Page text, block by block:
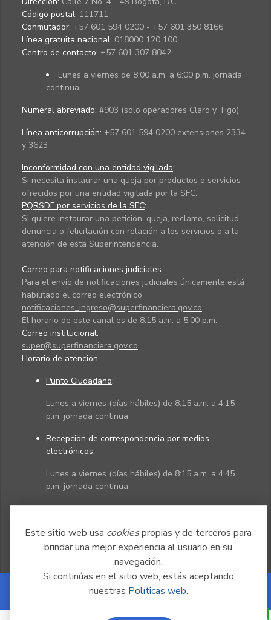
Este sitio web usa cookiespropias y de terceros para
brindar una mejor experiencia al usuario en su
navegación.
Si continúas en el sitio web, estás aceptando
nuestras Políticas web.
Código postal: 111711
Conmutador: +57 601 594 0200 - +57 601 350 8166
Línea gratuita nacional: 018000 120 100
Centro de contacto: +57 601 307 8042
Lunes a viernes de 8:00 a.m. a 6:00 p.m. jornada
continua.
Numeral abreviado: #903 (solo operadores Claro y Tigo)
Línea anticorrupción: +57 601 594 0200 extensiones 2334
y 3623
Inconformidad con una entidad vigilada:
Si necesita instaurar una queja por productos o servicios
ofrecidos por una entidad vigilada por la SFC.
PQRSDF por servicios de la SFC:
Si quiere instaurar una petición, queja, reclamo, solicitud,
denuncia o felicitación con relación a los servicios o a la
atención de esta Superintendencia.
Correo para notificaciones judiciales:
Para el envío de notificaciones judiciales únicamente está
habilitado el correo electrónico
notificaciones_ingreso@superfinanciera.gov.co
El horario de este canal es de 8:15 a.m. a 5:00 p.m.
Correo institucional:
super@superfinanciera.gov.co
Horario de atención
Punto Ciudadano:
Lunes a viernes (días hábiles) de 8:15 a.m. a 4:15
p.m. jornada continua
Recepción de correspondencia por medios
electrónicos:
Lunes a viernes (días hábiles) de 8:15 a.m. a 4:45
p.m. jornada continua
Powered by Nexura